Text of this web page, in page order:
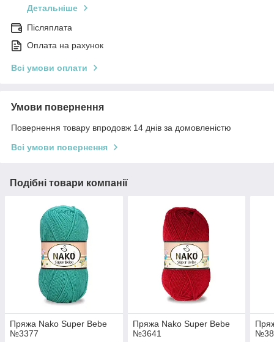
Детальніше
Післяплата
Оплата на рахунок
Всі умови оплати
Умови повернення
Повернення товару впродовж 14 днів за домовленістю
Всі умови повернення
Подібні товари компанії
Пряжа Nako Super Bebe
№3377
Пряжа Nako Super Bebe
№3641